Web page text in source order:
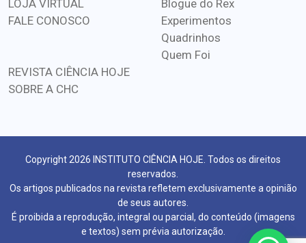
LOJA VIRTUAL
FALE CONOSCO
Blogue do Rex
Experimentos
Quadrinhos
Quem Foi
REVISTA CIÊNCIA HOJE
SOBRE A CHC
Copyright 2026 INSTITUTO CIÊNCIA HOJE. Todos os direitos
reservados.
Os artigos publicados na revista refletem exclusivamente a opinião
de seus autores.
É proibida a reprodução, integral ou parcial, do conteúdo (imagens
e textos) sem prévia autorização.